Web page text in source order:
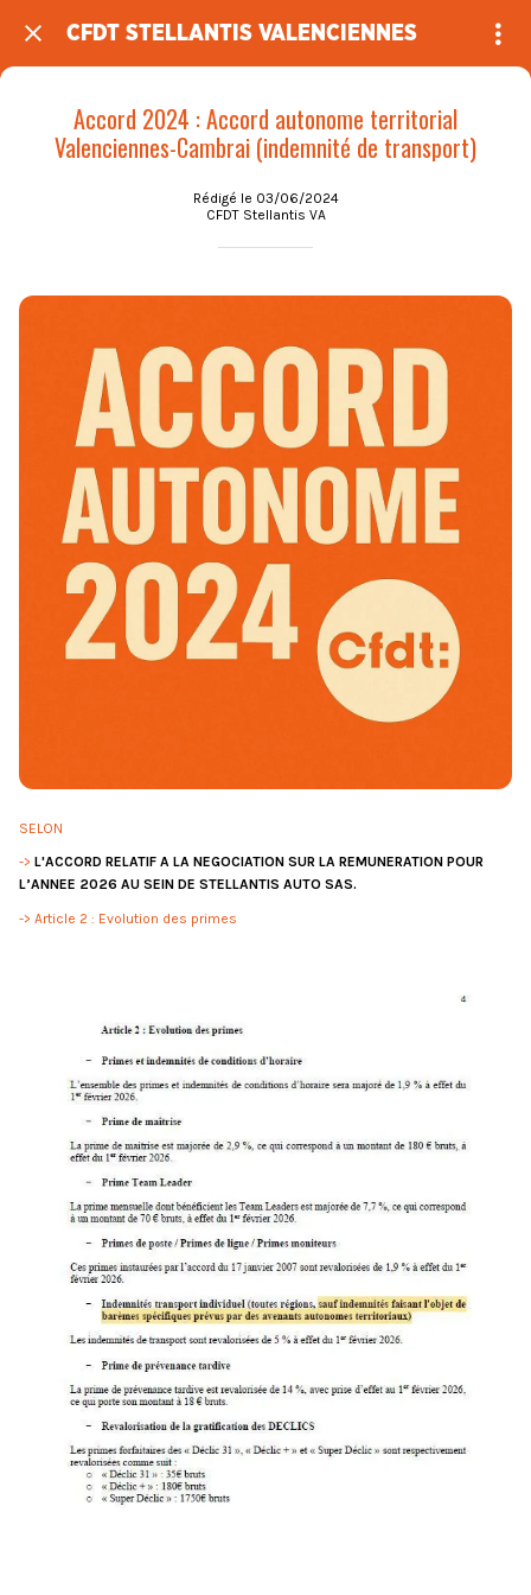
CFDT STELLANTIS VALENCIENNES
Accord 2024 : Accord autonome territorial
Valenciennes-Cambrai (indemnité de transport)
Rédigé le 03/06/2024
CFDT Stellantis VA
SELON
-> L'ACCORD RELATIF A LA NEGOCIATION SUR LA REMUNERATION POUR
L’ANNEE 2026 AU SEIN DE STELLANTIS AUTO SAS.
-> Article 2 : Evolution des primes